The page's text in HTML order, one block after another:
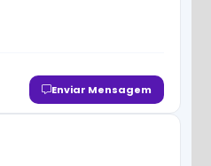
Enviar Mensagem